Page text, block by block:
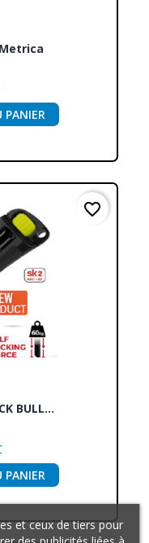
PANIER
BULL...
PANIER
favorite_border
et ceux de tiers pour